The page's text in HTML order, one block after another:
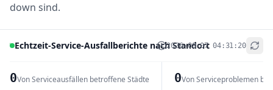
down sind.
Echtzeit-Service-Ausfallberichte nach Standort
2026-08-07 04:31:20
0Von Serviceausfällen betroffene Städte 0Von Serviceproblemen
+